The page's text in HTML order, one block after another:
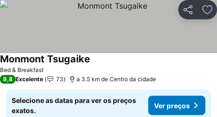
Partilhar
Bed & Breakfast
Monmont Tsugaike
9,8 Excelente 73 a 3.5 km de Centro da cidade
Selecione as datas para ver os preços
exatos.
Ver preços